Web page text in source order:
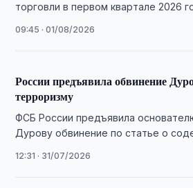
торговли в первом квартале 2026
09:45 · 01/08/2026
России предъявила обвинение
терроризму
ФСБ России предъявила
Дурову обвинение по статье о
12:31 · 31/07/2026